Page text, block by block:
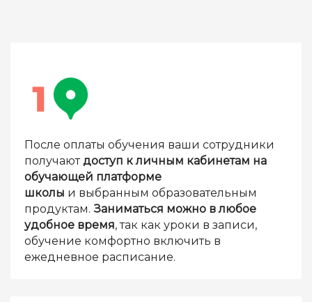
После оплаты обучения ваши сотрудники
получаютдоступ к личным кабинетам на
обучающей платформе
школы и выбранным образовательным
продуктам. Заниматься можно в любое
удобное время, так как уроки в записи,
обучение комфортно включить в
ежедневное расписание.